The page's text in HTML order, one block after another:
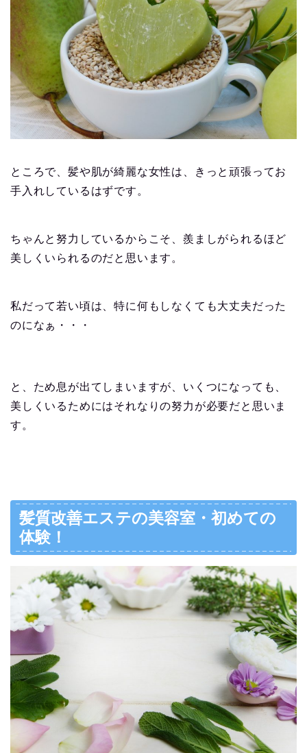
ところで、髪や肌が綺麗な女性は、きっと頑張ってお
手入れしているはずです。
ちゃんと努力しているからこそ、羨ましがられるほど
美しくいられるのだと思います。
私だって若い頃は、特に何もしなくても大丈夫だった
のになぁ・・・
と、ため息が出てしまいますが、 いくつになっても
美しくいるためにはそれなりの努力が必要だと思いま
す。
髪質改善エステの美容室・初めての
体験！